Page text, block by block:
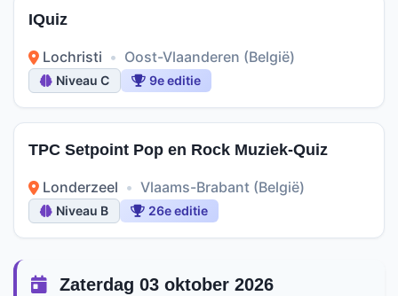
IQuiz
Lochristi • Oost-Vlaanderen (België)
Niveau C 9e editie
TPC Setpoint Pop en Rock Muziek-Quiz
Londerzeel • Vlaams-Brabant (België)
Niveau B 26e editie
Zaterdag 03 oktober 2026